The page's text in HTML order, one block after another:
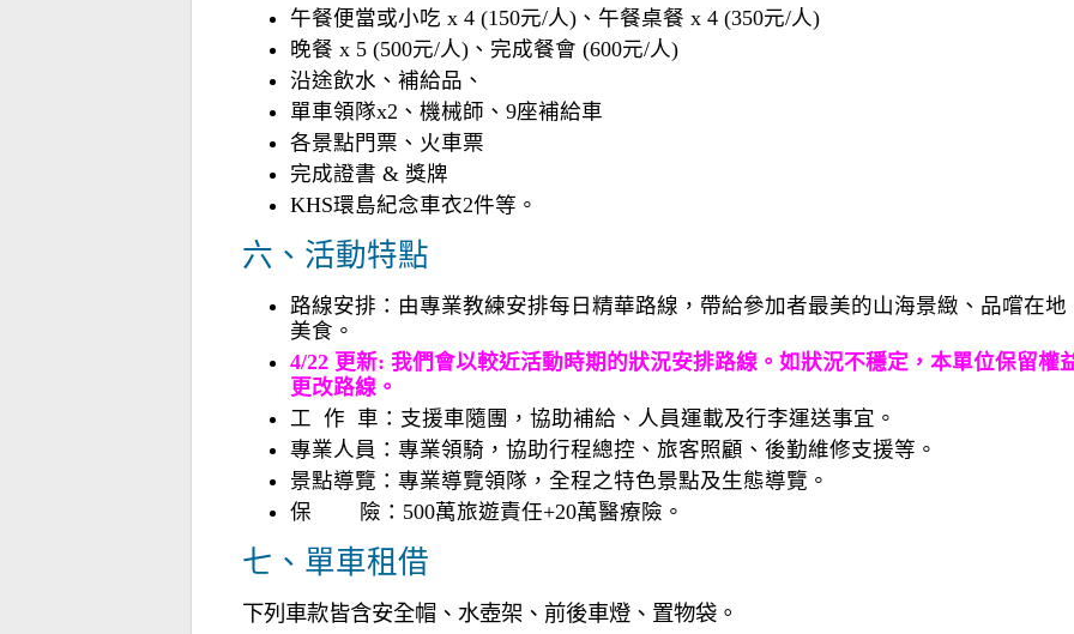
午餐便當或小吃 x 4 (150元/人)、午餐桌餐 x 4 (350元/人)
晚餐 x 5 (500元/人)、完成餐會 (600元/人)
沿途飲水、補給品、
單車領隊x2、機械師、9座補給車
各景點門票、火車票
完成證書 & 獎牌
KHS環島紀念車衣2件等。
六、活動特點
路線安排：由專業教練安排每日精華路線，帶給參加者最美的山海景緻、品嚐在地
美食。
4/22 更新: 我們會以較近活動時期的狀況安排路線。如狀況不穩定，本單位保留權
更改路線。
工 作 車：支援車隨團，協助補給、人員運載及行李運送事宜。
專業人員：專業領騎，協助行程總控、旅客照顧、後勤維修支援等。
景點導覽：專業導覽領隊，全程之特色景點及生態導覽。
保 險：500萬旅遊責任+20萬醫療險。
七、單車租借
下列車款皆含安全帽、水壺架、前後車燈、置物袋。